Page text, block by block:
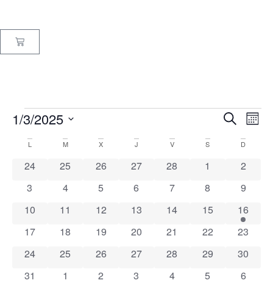
de
de
BuscarMes
1/3/2025
Calendario
de
Eventos
L M X J V S D
0 eventos
24 0 eventos
25 0 eventos
26 0 eventos
27 0 eventos
28 0 eventos
1 0
2
0 eventos
3 0 eventos
4 0 eventos
5 0 eventos
6 0 eventos
7 0 eventos
8 0
9
0 eventos
10 0 eventos
11 0 eventos
12 0 eventos
13 0 eventos
14 0 eventos
15 1
16
0 eventos
17 0 eventos
18 0 eventos
19 0 eventos
20 0 eventos
21 0 eventos
22 0
23
0 eventos
24 0 eventos
25 0 eventos
26 0 eventos
27 0 eventos
28 0 eventos
29 0
30
0 eventos
31 0 eventos
1 0 eventos
2 0 eventos
3 0 eventos
4 0 eventos
5 0
6